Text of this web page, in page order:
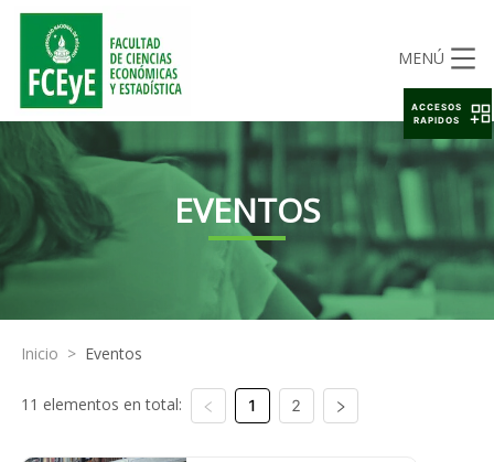
MENÚ
EVENTOS
Inicio > Eventos
11 elementos en total: 1 2
ACCESOS
RAPIDOS